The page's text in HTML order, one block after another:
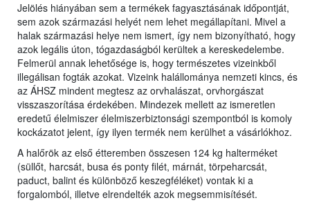
Jelölés hiányában sem a termékek fagyasztásának időpontját,
sem azok származási helyét nem lehet megállapítani. Mivel a
halak származási helye nem ismert, így nem bizonyítható, hogy
azok legális úton, tógazdaságból kerültek a kereskedelembe.
Felmerül annak lehetősége is, hogy természetes vizeinkből
illegálisan fogták azokat. Vizeink halállománya nemzeti kincs, és
az ÁHSZ mindent megtesz az orvhalászat, orvhorgászat
visszaszorítása érdekében. Mindezek mellett az ismeretlen
eredetű élelmiszer élelmiszerbiztonsági szempontból is komoly
kockázatot jelent, így ilyen termék nem kerülhet a vásárlókhoz.
A halőrök az első étteremben összesen 124 kg halterméket
(süllőt, harcsát, busa és ponty filét, márnát, törpeharcsát,
paduct, balint és különböző keszegféléket) vontak ki a
forgalomból, illetve elrendelték azok megsemmisítését.